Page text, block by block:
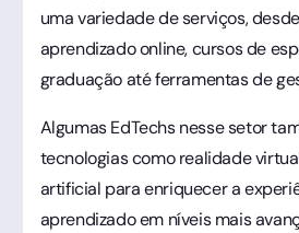
uma variedade de serviços,
aprendizado online, cursos de
graduação até ferramentas de
Algumas EdTechs nesse setor
tecnologias como realidade
artificial para enriquecer a
aprendizado em níveis mais